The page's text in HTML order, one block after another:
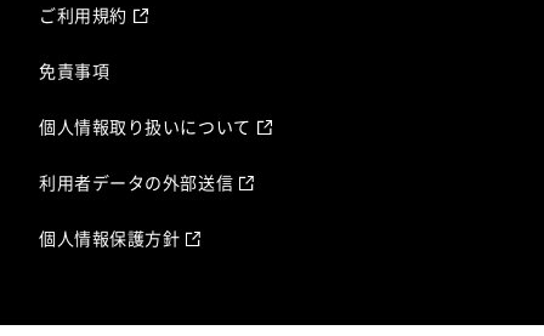
ご利用規約
免責事項
個人情報取り扱いについて
利用者データの外部送信
個人情報保護方針